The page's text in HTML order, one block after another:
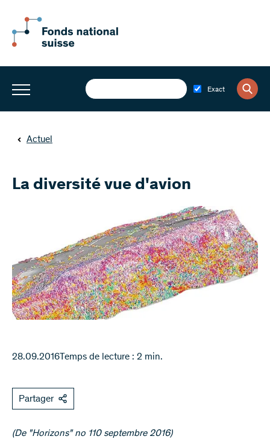
Exact
Actuel
La diversité vue d'avion
28.09.2016Temps de lecture : 2 min.
Partager
(De "Horizons" no 110 septembre 2016)​​​